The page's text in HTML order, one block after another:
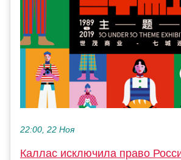
22:00, 22 Ноя
Каллас исключила право